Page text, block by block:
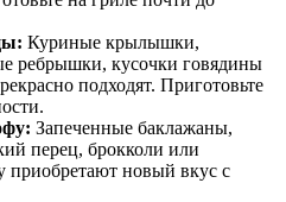
Куриные крылышки,
ребрышки, кусочки говядины
подходят. Приготовьте
Запеченные баклажаны,
перец, брокколи или
приобретают новый вкус с